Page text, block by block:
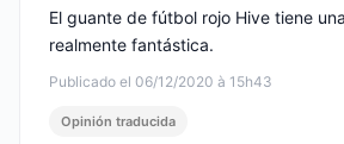
Publicado el 06/12/2020 à 15h43
El guante de fútbol rojo Hive tiene
realmente fantástica.
Opinión traducida